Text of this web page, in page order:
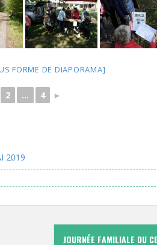
FORME DE DIAPORAMA]
2 ... 4 ►
2019
JOURNÉE FAMILIALE DU